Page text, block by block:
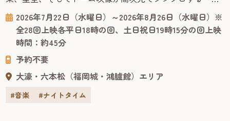
カナクション グッドナイト・プラネタリウム』の上映が今
年も決定しました。昨年の夏季上映のチケットは全上映完
売を記録。公開から10年以上の年月を経ても色褪せる事な
く、多くの人々に愛されるプラネタリウム作品です。 福岡
市科学館ドームシア...
2026年7月22日（水曜日）～2026年8月26日（水曜日）※
全28回上映各平日18時の回、土日祝日19時15分の回上映
時間：約45分
予約不要
大濠・六本松（福岡城・鴻臚館）エリア
#音楽 #ナイトタイム